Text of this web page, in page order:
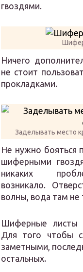
гвоздями.
Ничего
не стоит
прокладками.
Заделывать место
Не нужно бояться
шиферными
никаких
возникало.
волны, вода там не
Шиферные листы
Для того чтобы
заметными,
остальных.